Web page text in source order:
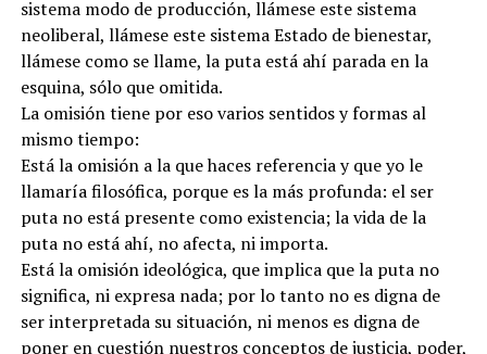
sistema modo de producción, llámese este sistema
neoliberal, llámese este sistema Estado de bienestar,
llámese como se llame, la puta está ahí parada en la
esquina, sólo que omitida.
La omisión tiene por eso varios sentidos y formas al
mismo tiempo:
Está la omisión a la que haces referencia y que yo le
llamaría filosófica, porque es la más profunda: el ser
puta no está presente como existencia; la vida de la
puta no está ahí, no afecta, ni importa.
Está la omisión ideológica, que implica que la puta no
significa, ni expresa nada; por lo tanto no es digna de
ser interpretada su situación, ni menos es digna de
poner en cuestión nuestros conceptos de justicia, poder,